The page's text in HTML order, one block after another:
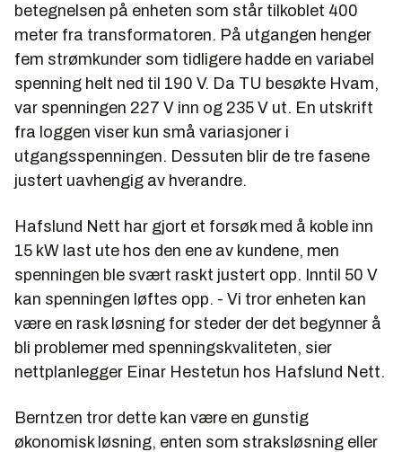
betegnelsen på enheten som står tilkoblet 400
meter fra transformatoren. På utgangen henger
fem strømkunder som tidligere hadde en variabel
spenning helt ned til 190 V. Da TU besøkte Hvam,
var spenningen 227 V inn og 235 V ut. En utskrift
fra loggen viser kun små variasjoner i
utgangsspenningen. Dessuten blir de tre fasene
justert uavhengig av hverandre.
Hafslund Nett har gjort et forsøk med å koble inn
15 kW last ute hos den ene av kundene, men
spenningen ble svært raskt justert opp. Inntil 50 V
kan spenningen løftes opp. - Vi tror enheten kan
være en rask løsning for steder der det begynner å
bli problemer med spenningskvaliteten, sier
nettplanlegger Einar Hestetun hos Hafslund Nett.
Berntzen tror dette kan være en gunstig
økonomisk løsning, enten som straksløsning eller